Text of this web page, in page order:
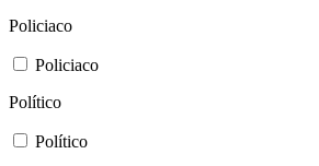
Policiaco
Policiaco
Político
Político